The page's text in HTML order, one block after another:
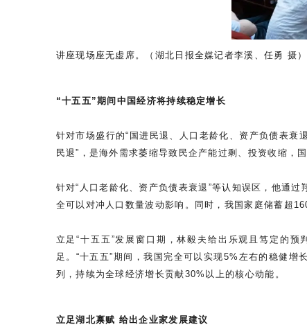
讲座现场座无虚席。（湖北日报全媒记者李溪、任勇 摄）
“十五五”期间中国经济将持续稳定增长
针对市场盛行的“国进民退、人口老龄化、资产负债表衰
民退”，是海外需求萎缩导致民企产能过剩、投资收缩，
针对“人口老龄化、资产负债表衰退”等认知误区，他通
全可以对冲人口数量波动影响。同时，我国家庭储蓄超
立足“十五五”发展窗口期，林毅夫给出乐观且笃定的
足。“十五五”期间，我国完全可以实现5%左右的稳健
列，持续为全球经济增长贡献30%以上的核心动能。
立足湖北禀赋 给出企业家发展建议